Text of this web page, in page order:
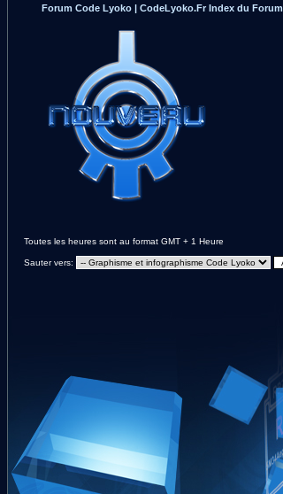
Forum Code Lyoko | CodeLyoko.Fr Index du Forum
Toutes les heures sont au format GMT + 1 Heure
Sauter vers: